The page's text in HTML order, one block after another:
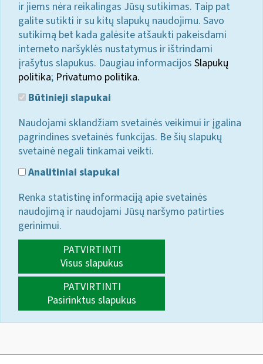
ir jiems nėra reikalingas Jūsų sutikimas. Taip pat
galite sutikti ir su kitų slapukų naudojimu. Savo
sutikimą bet kada galėsite atšaukti pakeisdami
interneto naršyklės nustatymus ir ištrindami
įrašytus slapukus. Daugiau informacijos Slapukų
politika; Privatumo politika.
Būtinieji slapukai
Naudojami sklandžiam svetainės veikimui ir įgalina
pagrindines svetainės funkcijas. Be šių slapukų
svetainė negali tinkamai veikti.
Analitiniai slapukai
Renka statistinę informaciją apie svetainės
naudojimą ir naudojami Jūsų naršymo patirties
gerinimui.
PATVIRTINTI
Visus slapukus
PATVIRTINTI
Pasirinktus slapukus